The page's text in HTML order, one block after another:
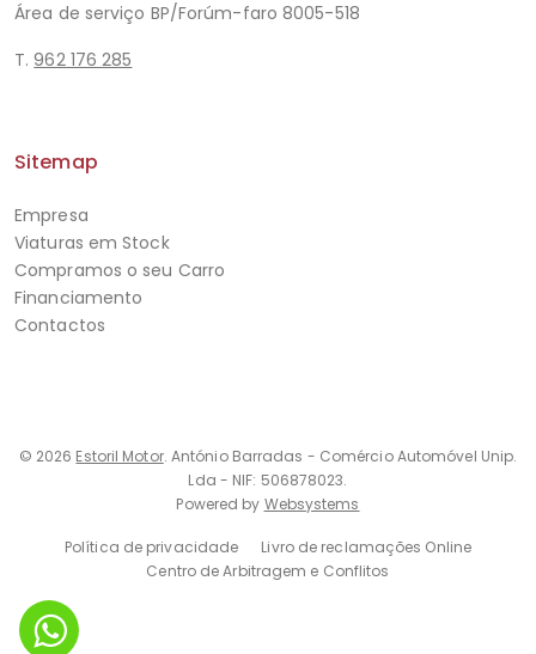
Área de serviço BP/Forúm-faro 8005-518
T.962 176 285
Sitemap
Empresa
Viaturas em Stock
Compramos o seu Carro
Financiamento
Contactos
© 2026 Estoril Motor. António Barradas - Comércio Automóvel Unip.
Lda - NIF: 506878023.
Powered by Websystems
Política de privacidade
Livro de reclamações Online
Centro de Arbitragem e Conflitos